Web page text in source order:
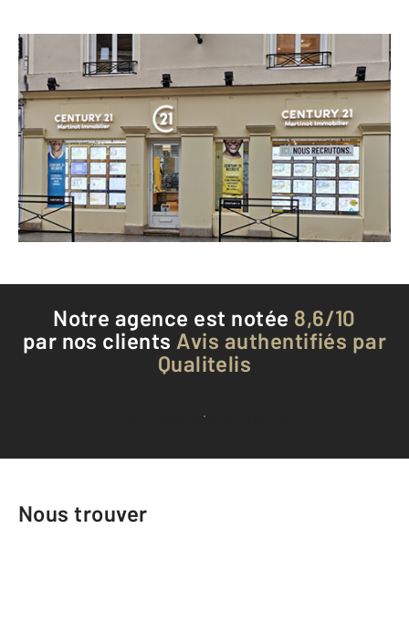
CENTURY 21 Martinot Immobilier
1 rue de la Cordonnerie
PROVINS - 77160
Envoyer un message
Téléphoner à l'agence
Notre agence est notée 8,6/10
par nos clients Avis authentifiés par
Qualitelis
Voir tous les avis clients
Nous trouver